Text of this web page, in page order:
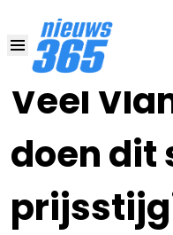
Veel
doen dit
15 JUN , 16:00•